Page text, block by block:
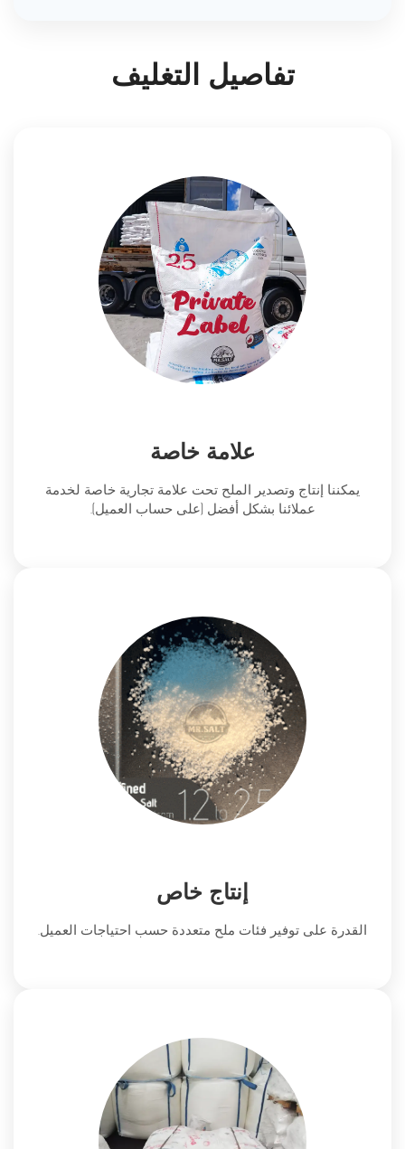
تفاصيل التغليف
علامة خاصة
يمكننا إنتاج وتصدير الملح تحت علامة تجارية خاصة لخدمة
عملائنا بشكل أفضل (على حساب العميل).
إنتاج خاص
القدرة على توفير فئات ملح متعددة حسب احتياجات العميل.